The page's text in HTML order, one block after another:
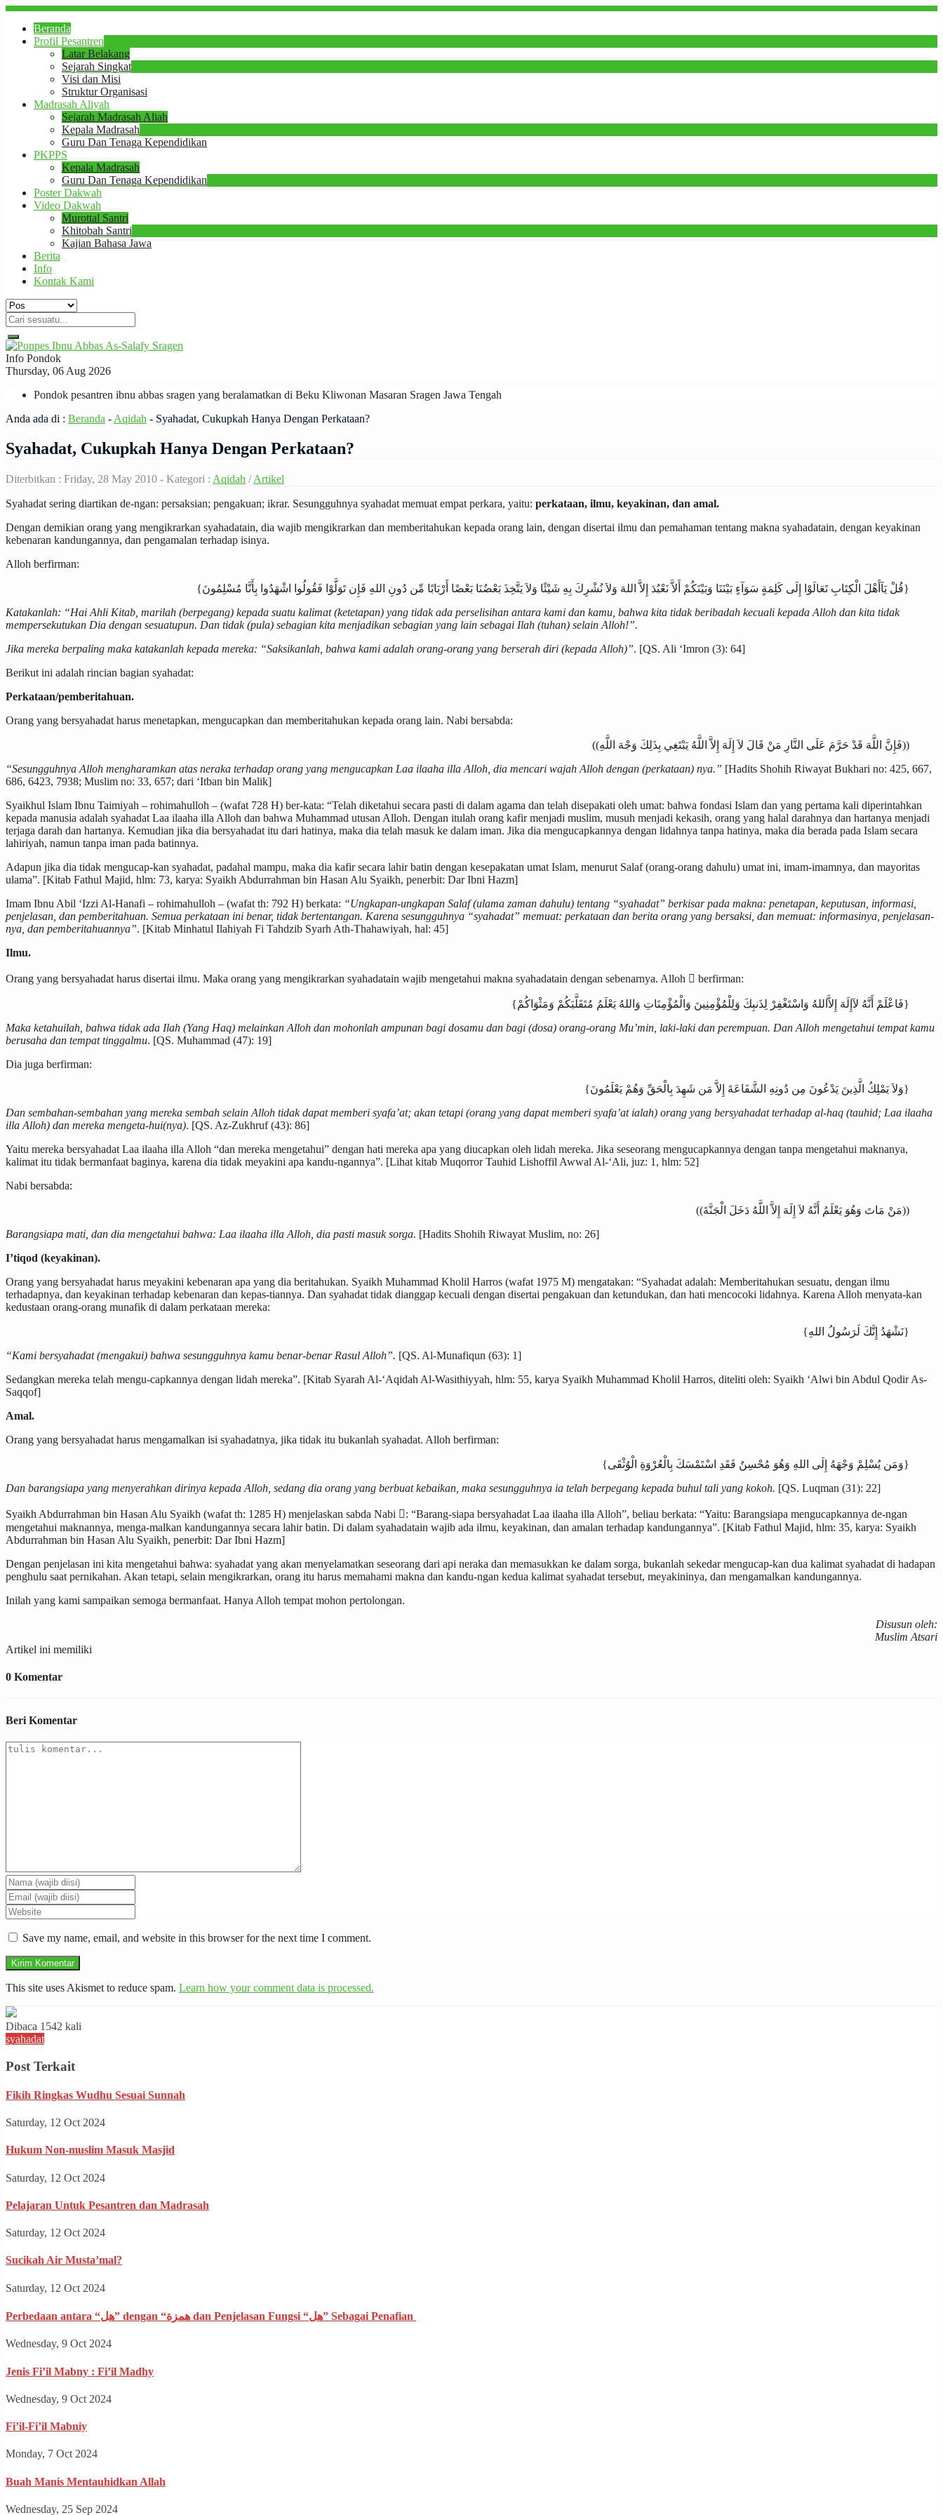
Beranda
Profil Pesantren
Latar Belakang
Sejarah Singkat
Visi dan Misi
Struktur Organisasi
Madrasah Aliyah
Sejarah Madrasah Aliah
Kepala Madrasah
Guru Dan Tenaga Kependidikan
PKPPS
Kepala Madrasah
Guru Dan Tenaga Kependidikan
Poster Dakwah
Video Dakwah
Murottal Santri
Khitobah Santri
Kajian Bahasa Jawa
Berita
Info
Kontak Kami
Info Pondok
Thursday, 06 Aug 2026
Pondok pesantren ibnu abbas sragen yang beralamatkan di Beku Kliwonan Masaran Sragen Jawa Tengah
Anda ada di : Beranda - Aqidah - Syahadat, Cukupkah Hanya Dengan Perkataan?
Syahadat, Cukupkah Hanya Dengan Perkataan?
Diterbitkan : Friday, 28 May 2010 - Kategori : Aqidah /Artikel
Syahadat sering diartikan de-ngan: persaksian; pengakuan; ikrar. Sesungguhnya syahadat memuat empat perkara, yaitu: perkataan, ilmu, keyakinan, dan amal.
Dengan demikian orang yang mengikrarkan syahadatain, dia wajib mengikrarkan dan memberitahukan kepada orang lain, dengan disertai ilmu dan pemahaman tentang makna syahadatain, dengan keyakinan
kebenaran kandungannya, dan pengamalan terhadap isinya.
Alloh berfirman:
{قُلْ يَآأَهْلَ الْكِتَابِ تَعَالَوْا إِلَى كَلِمَةٍ سَوَآءٍ بَيْنَنَا وَبَيْنَكُمْ أَلاَّ نَعْبُدَ إِلاَّ اللهَ وَلاَ نُشْرِكَ بِهِ شَيْئًا وَلاَ يَتَّخِذَ بَعْضُنَا بَعْضًا أَرْبَابًا مِّن دُونِ اللهِ فَإِن تَوَلَّوْا فَقُولُوا اشْهَدُوا بِأَنَّا مُسْلِمُونَ}
Katakanlah: “Hai Ahli Kitab, marilah (berpegang) kepada suatu kalimat (ketetapan) yang tidak ada perselisihan antara kami dan kamu, bahwa kita tidak beribadah kecuali kepada Alloh dan kita tidak
mempersekutukan Dia dengan sesuatupun. Dan tidak (pula) sebagian kita menjadikan sebagian yang lain sebagai Ilah (tuhan) selain Alloh!”.
Jika mereka berpaling maka katakanlah kepada mereka: “Saksikanlah, bahwa kami adalah orang-orang yang berserah diri (kepada Alloh)”. [QS. Ali ‘Imron (3): 64]
Berikut ini adalah rincian bagian syahadat:
Perkataan/pemberitahuan.
Orang yang bersyahadat harus menetapkan, mengucapkan dan memberitahukan kepada orang lain. Nabi bersabda:
((فَإِنَّ اللَّهَ قَدْ حَرَّمَ عَلَى النَّارِ مَنْ قَالَ لاَ إِلَهَ إِلاَّ اللَّهُ يَبْتَغِي بِذَلِكَ وَجْهَ اللَّهِ))
“Sesungguhnya Alloh mengharamkan atas neraka terhadap orang yang mengucapkan Laa ilaaha illa Alloh, dia mencari wajah Alloh dengan (perkataan) nya.” [Hadits Shohih Riwayat Bukhari no: 425, 667,
686, 6423, 7938; Muslim no: 33, 657; dari ‘Itban bin Malik]
Syaikhul Islam Ibnu Taimiyah – rohimahulloh – (wafat 728 H) ber-kata: “Telah diketahui secara pasti di dalam agama dan telah disepakati oleh umat: bahwa fondasi Islam dan yang pertama kali diperintahkan
kepada manusia adalah syahadat Laa ilaaha illa Alloh dan bahwa Muhammad utusan Alloh. Dengan itulah orang kafir menjadi muslim, musuh menjadi kekasih, orang yang halal darahnya dan hartanya menjadi
terjaga darah dan hartanya. Kemudian jika dia bersyahadat itu dari hatinya, maka dia telah masuk ke dalam iman. Jika dia mengucapkannya dengan lidahnya tanpa hatinya, maka dia berada pada Islam secara
lahiriyah, namun tanpa iman pada batinnya.
Adapun jika dia tidak mengucap-kan syahadat, padahal mampu, maka dia kafir secara lahir batin dengan kesepakatan umat Islam, menurut Salaf (orang-orang dahulu) umat ini, imam-imamnya, dan mayoritas
ulama”. [Kitab Fathul Majid, hlm: 73, karya: Syaikh Abdurrahman bin Hasan Alu Syaikh, penerbit: Dar Ibni Hazm]
Imam Ibnu Abil ‘Izzi Al-Hanafi – rohimahulloh – (wafat th: 792 H) berkata: “Ungkapan-ungkapan Salaf (ulama zaman dahulu) tentang “syahadat” berkisar pada makna: penetapan, keputusan, informasi,
penjelasan, dan pemberitahuan. Semua perkataan ini benar, tidak bertentangan. Karena sesungguhnya “syahadat” memuat: perkataan dan berita orang yang bersaksi, dan memuat: informasinya, penjelasan-
nya, dan pemberitahuannya”. [Kitab Minhatul Ilahiyah Fi Tahdzib Syarh Ath-Thahawiyah, hal: 45]
Ilmu.
Orang yang bersyahadat harus disertai ilmu. Maka orang yang mengikrarkan syahadatain wajib mengetahui makna syahadatain dengan sebenarnya. Alloh  berfirman:
{فَاعْلَمْ أَنَّهُ لآإِلَهَ إِلاَّاللهُ وَاسْتَغْفِرْ لِذَنبِكَ وَلِلْمُؤْمِنِينَ وَالْمُؤْمِنَاتِ وَاللهُ يَعْلَمُ مُتَقَلَّبَكُمْ وَمَثْوَاكُمْ}
Maka ketahuilah, bahwa tidak ada Ilah (Yang Haq) melainkan Alloh dan mohonlah ampunan bagi dosamu dan bagi (dosa) orang-orang Mu’min, laki-laki dan perempuan. Dan Alloh mengetahui tempat kamu
berusaha dan tempat tinggalmu. [QS. Muhammad (47): 19]
Dia juga berfirman:
{وَلاَ يَمْلِكُ الَّذِينَ يَدْعُونَ مِن دُونِهِ الشَّفَاعَةَ إِلاَّ مَن شَهِدَ بِالْحَقِّ وَهُمْ يَعْلَمُونَ}
Dan sembahan-sembahan yang mereka sembah selain Alloh tidak dapat memberi syafa’at; akan tetapi (orang yang dapat memberi syafa’at ialah) orang yang bersyahadat terhadap al-haq (tauhid; Laa ilaaha
illa Alloh) dan mereka mengeta-hui(nya). [QS. Az-Zukhruf (43): 86]
Yaitu mereka bersyahadat Laa ilaaha illa Alloh “dan mereka mengetahui” dengan hati mereka apa yang diucapkan oleh lidah mereka. Jika seseorang mengucapkannya dengan tanpa mengetahui maknanya,
kalimat itu tidak bermanfaat baginya, karena dia tidak meyakini apa kandu-ngannya”. [Lihat kitab Muqorror Tauhid Lishoffil Awwal Al-‘Ali, juz: 1, hlm: 52]
Nabi bersabda:
((مَنْ مَاتَ وَهُوَ يَعْلَمُ أَنَّهُ لاَ إِلَهَ إِلاَّ اللَّهُ دَخَلَ الْجَنَّةَ))
Barangsiapa mati, dan dia mengetahui bahwa: Laa ilaaha illa Alloh, dia pasti masuk sorga. [Hadits Shohih Riwayat Muslim, no: 26]
I’tiqod (keyakinan).
Orang yang bersyahadat harus meyakini kebenaran apa yang dia beritahukan. Syaikh Muhammad Kholil Harros (wafat 1975 M) mengatakan: “Syahadat adalah: Memberitahukan sesuatu, dengan ilmu
terhadapnya, dan keyakinan terhadap kebenaran dan kepas-tiannya. Dan syahadat tidak dianggap kecuali dengan disertai pengakuan dan ketundukan, dan hati mencocoki lidahnya. Karena Alloh menyata-kan
kedustaan orang-orang munafik di dalam perkataan mereka:
{نَشْهَدُ إِنَّكَ لَرَسُولُ اللهِ}
“Kami bersyahadat (mengakui) bahwa sesungguhnya kamu benar-benar Rasul Alloh”. [QS. Al-Munafiqun (63): 1]
Sedangkan mereka telah mengu-capkannya dengan lidah mereka”. [Kitab Syarah Al-‘Aqidah Al-Wasithiyyah, hlm: 55, karya Syaikh Muhammad Kholil Harros, diteliti oleh: Syaikh ‘Alwi bin Abdul Qodir As-
Saqqof]
Amal.
Orang yang bersyahadat harus mengamalkan isi syahadatnya, jika tidak itu bukanlah syahadat. Alloh berfirman:
{وَمَن يُسْلِمْ وَجْهَهُ إِلَى اللهِ وَهُوَ مُحْسِنٌ فَقَدِ اسْتَمْسَكَ بِالْعُرْوَةِ الْوُثْقَى}
Dan barangsiapa yang menyerahkan dirinya kepada Alloh, sedang dia orang yang berbuat kebaikan, maka sesungguhnya ia telah berpegang kepada buhul tali yang kokoh. [QS. Luqman (31): 22]
Syaikh Abdurrahman bin Hasan Alu Syaikh (wafat th: 1285 H) menjelaskan sabda Nabi : “Barang-siapa bersyahadat Laa ilaaha illa Alloh”, beliau berkata: “Yaitu: Barangsiapa mengucapkannya de-ngan
mengetahui maknannya, menga-malkan kandungannya secara lahir batin. Di dalam syahadatain wajib ada ilmu, keyakinan, dan amalan terhadap kandungannya”. [Kitab Fathul Majid, hlm: 35, karya: Syaikh
Abdurrahman bin Hasan Alu Syaikh, penerbit: Dar Ibni Hazm]
Dengan penjelasan ini kita mengetahui bahwa: syahadat yang akan menyelamatkan seseorang dari api neraka dan memasukkan ke dalam sorga, bukanlah sekedar mengucap-kan dua kalimat syahadat di hadapan
penghulu saat pernikahan. Akan tetapi, selain mengikrarkan, orang itu harus memahami makna dan kandu-ngan kedua kalimat syahadat tersebut, meyakininya, dan mengamalkan kandungannya.
Inilah yang kami sampaikan semoga bermanfaat. Hanya Alloh tempat mohon pertolongan.
Disusun oleh:
Muslim Atsari
Artikel ini memiliki
0 Komentar
Beri Komentar
Save my name, email, and website in this browser for the next time I comment.
This site uses Akismet to reduce spam. Learn how your comment data is processed.
Dibaca 1542 kali
syahadat
Post Terkait
Fikih Ringkas Wudhu Sesuai Sunnah
Saturday, 12 Oct 2024
Hukum Non-muslim Masuk Masjid
Saturday, 12 Oct 2024
Pelajaran Untuk Pesantren dan Madrasah
Saturday, 12 Oct 2024
Sucikah Air Musta’mal?
Saturday, 12 Oct 2024
Perbedaan antara “هل” dengan “همزة dan Penjelasan Fungsi “هل” Sebagai Penafian
Wednesday, 9 Oct 2024
Jenis Fi’il Mabny : Fi’il Madhy
Wednesday, 9 Oct 2024
Fi’il-Fi’il Mabniy
Monday, 7 Oct 2024
Buah Manis Mentauhidkan Allah
Wednesday, 25 Sep 2024